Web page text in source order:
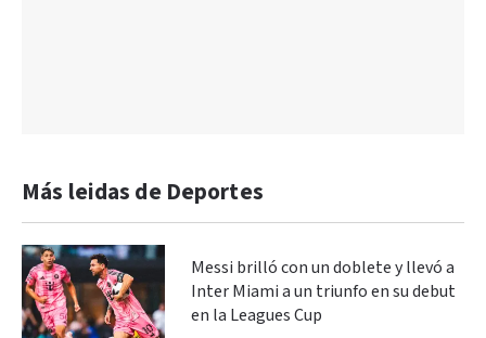
Más leidas de Deportes
Messi brilló con un doblete y llevó a
Inter Miami a un triunfo en su debut
en la Leagues Cup